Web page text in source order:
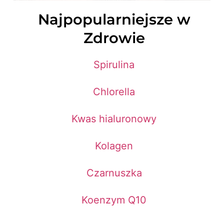
Najpopularniejsze w
Zdrowie
Spirulina
Chlorella
Kwas hialuronowy
Kolagen
Czarnuszka
Koenzym Q10